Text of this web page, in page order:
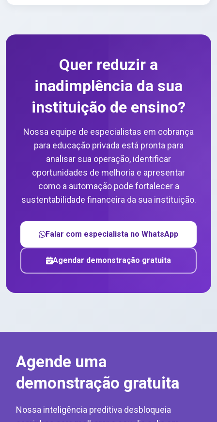
Quer reduzir a
inadimplência da sua
instituição de ensino?
Nossa equipe de especialistas em cobrança
para educação privada está pronta para
analisar sua operação, identificar
oportunidades de melhoria e apresentar
como a automação pode fortalecer a
sustentabilidade financeira da sua instituição.
Falar com especialista no WhatsApp
Agendar demonstração gratuita
Agende uma
demonstração gratuita
Nossa inteligência preditiva desbloqueia